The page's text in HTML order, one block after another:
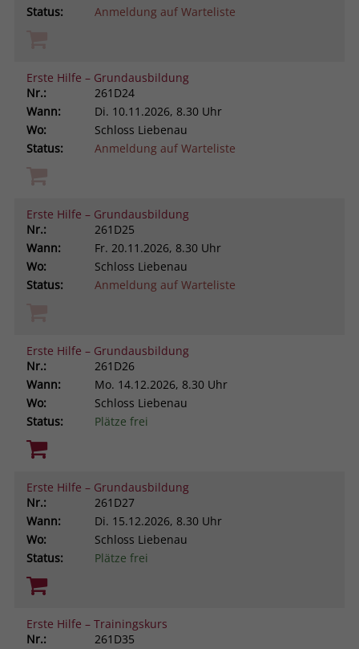
Status:
Anmeldung auf Warteliste
Erste Hilfe – Grundausbildung
Nr.:
261D24
Wann:
Di. 10.11.2026, 8.30 Uhr
Wo:
Schloss Liebenau
Status:
Anmeldung auf Warteliste
Erste Hilfe – Grundausbildung
Nr.:
261D25
Wann:
Fr. 20.11.2026, 8.30 Uhr
Wo:
Schloss Liebenau
Status:
Anmeldung auf Warteliste
Erste Hilfe – Grundausbildung
Nr.:
261D26
Wann:
Mo. 14.12.2026, 8.30 Uhr
Wo:
Schloss Liebenau
Status:
Plätze frei
Erste Hilfe – Grundausbildung
Nr.:
261D27
Wann:
Di. 15.12.2026, 8.30 Uhr
Wo:
Schloss Liebenau
Status:
Plätze frei
Erste Hilfe – Trainingskurs
Nr.:
261D35